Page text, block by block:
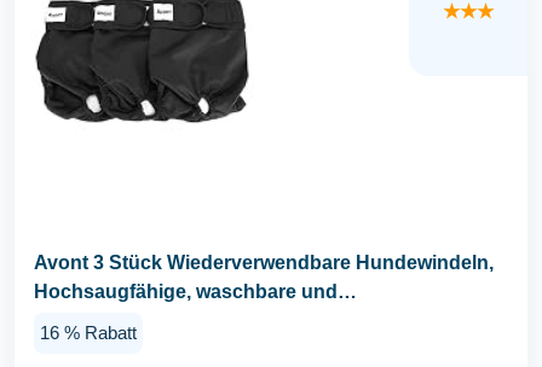
★★★
Avont 3 Stück Wiederverwendbare Hundewindeln,
Hochsaugfähige, waschbare und
16 % Rabatt